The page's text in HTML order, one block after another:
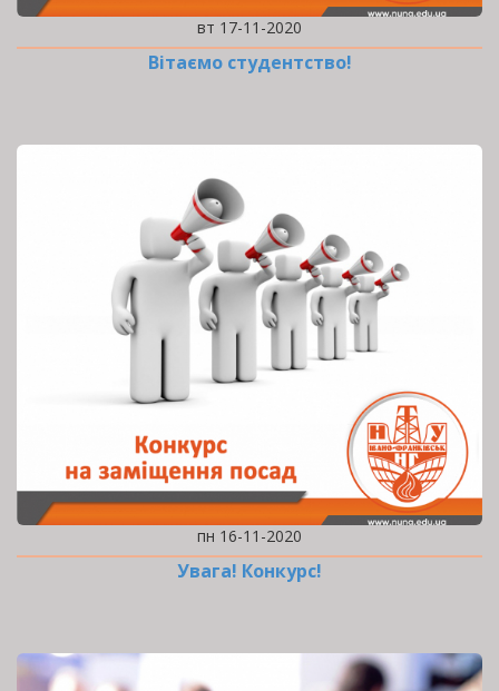
вт 17-11-2020
Вітаємо студентство!
пн 16-11-2020
Увага! Конкурс!